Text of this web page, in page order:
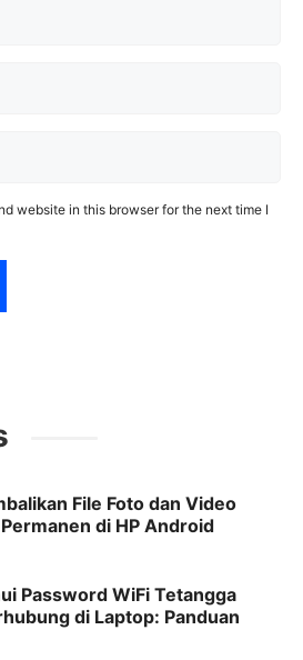
website in this browser for the next time I
File Foto dan Video
di HP Android
Password WiFi Tetangga
di Laptop: Panduan